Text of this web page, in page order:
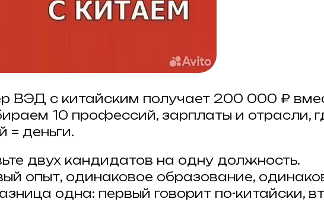
ВЭД с китайским получает 200 000 ₽
10 профессий, зарплаты и отрасли,
= деньги.
двух кандидатов на одну должность.
опыт, одинаковое образование,
одна: первый говорит по-китайски,